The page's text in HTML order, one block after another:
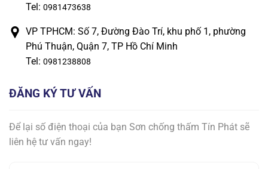
Tel: 0981473638
VP TPHCM: Số 7, Đường Đào Trí, khu phố 1, phường
Phú Thuận, Quận 7, TP Hồ Chí Minh
Tel: 0981238808
ĐĂNG KÝ TƯ VẤN
Để lại số điện thoại của bạn Sơn chống thấm Tín Phát sẽ
liên hệ tư vấn ngay!